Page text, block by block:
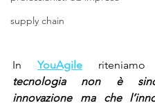
supply chain
In YouAgile
tecnologia non è
innovazione ma che